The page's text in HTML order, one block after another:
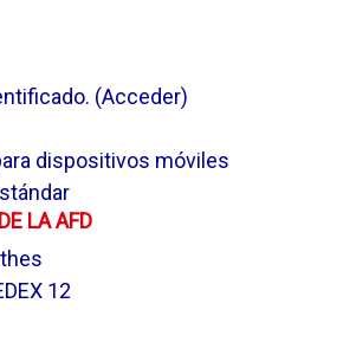
(Acceder)
dispositivos móviles
LA AFD
12